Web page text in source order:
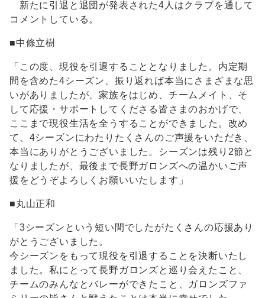
新たに引退と退団が発表された4人はクラブを通して
コメントしている。
■中條立樹
「この度、現役を引退することとなりました。内定期
間を含めた4シーズン、振り返れば本当にさまざまな思
いがありましたが、家族をはじめ、チームメイト、そ
して応援・サポートしてくださる皆さまのおかげで、
ここまで現役生活を全うすることができました。改め
て、4シーズンにわたりたくさんのご声援をいただき、
本当にありがとうございました。シーズンは残り2節と
なりましたが、最後まで長野ガロンズへの温かいご声
援をどうぞよろしくお願いいたします」
■丸山正和
「3シーズンという短い間でしたがたくさんの応援あり
がとうございました。
今シーズンをもって現役を引退することを決断いたし
ました。私にとって長野ガロンズと巡り会えたこと、
チームのみんなとバレーができたこと、ガロンズファ